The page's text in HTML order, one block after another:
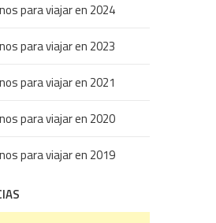
para viajar en 2024
para viajar en 2023
para viajar en 2021
para viajar en 2020
para viajar en 2019